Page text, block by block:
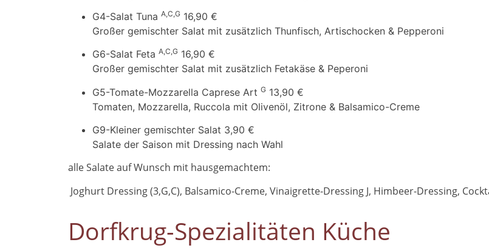
G4-Salat Tuna A,C,G 16,90 €
Großer gemischter Salat mit zusätzlich Thunfisch, Artischocken & Pepperoni
G6-Salat Feta A,C,G 16,90 €
Großer gemischter Salat mit zusätzlich Fetakäse & Peperoni
G5-Tomate-Mozzarella Caprese Art G 13,90 €
Tomaten, Mozzarella, Ruccola mit Olivenöl, Zitrone & Balsamico-Creme
G9-Kleiner gemischter Salat 3,90 €
Salate der Saison mit Dressing nach Wahl
alle Salate auf Wunsch mit hausgemachtem:
Joghurt Dressing (3,G,C), Balsamico-Creme, Vinaigrette-Dressing J, Himbeer-Dressing,
Dorfkrug-Spezialitäten Küche